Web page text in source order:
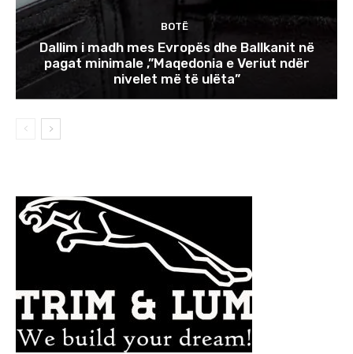
BOTË
Dallim i madh mes Evropës dhe Ballkanit në
pagat minimale ,”Maqedonia e Veriut ndër
nivelet më të ulëta”